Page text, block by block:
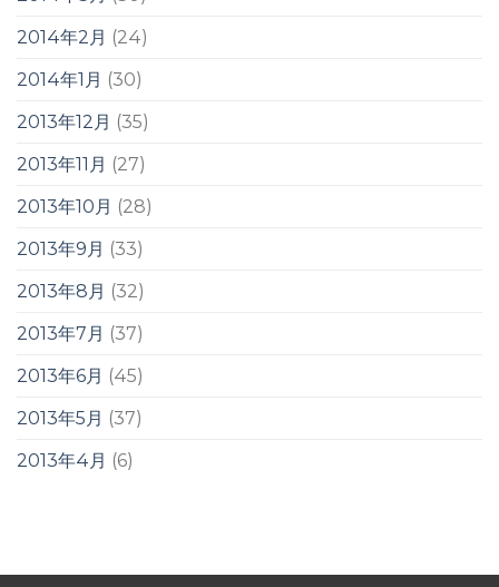
2014年2月 (24)
2014年1月 (30)
2013年12月 (35)
2013年11月 (27)
2013年10月 (28)
2013年9月 (33)
2013年8月 (32)
2013年7月 (37)
2013年6月 (45)
2013年5月 (37)
2013年4月 (6)